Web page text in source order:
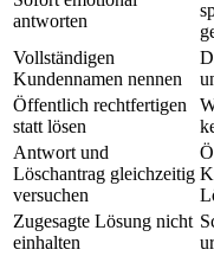
antworten
Vollständigen
Kundennamen nennen
Öffentlich rechtfertigen
statt lösen
Antwort und
Löschantrag gleichzeitig
versuchen
Zugesagte Lösung nicht
einhalten